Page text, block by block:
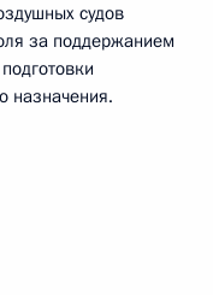
судов
за поддержанием
назначения.